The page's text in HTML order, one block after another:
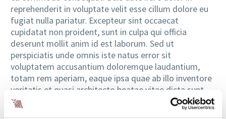
EN
reprehenderit in voluptate velit esse cillum dolore eu
fugiat nulla pariatur. Excepteur sint occaecat
cupidatat non proident, sunt in culpa qui officia
deserunt mollit anim id est laborum. Sed ut
perspiciatis unde omnis iste natus error sit
voluptatem accusantium doloremque laudantium,
totam rem aperiam, eaque ipsa quae ab illo inventore
veritatis et quasi architecto beatae vitae dicta sunt
explicabo. Nemo enim ipsam voluptatem quia
voluptas sit aspernatur aut odit aut fugit, sed quia